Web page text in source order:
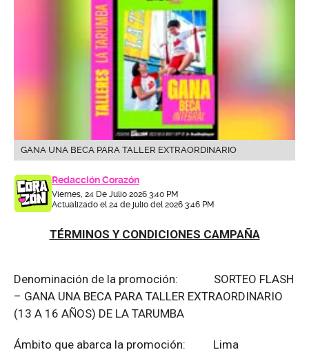
GANA UNA BECA PARA TALLER EXTRAORDINARIO
Redacción Corazón
Viernes, 24 De Julio 2026 3:40 PM
Actualizado el 24 de julio del 2026 3:46 PM
TÉRMINOS Y CONDICIONES CAMPAÑA
Denominación de la promoción: SORTEO FLASH
– GANA UNA BECA PARA TALLER EXTRAORDINARIO
(13 A 16 AÑOS) DE LA TARUMBA
Ámbito que abarca la promoción: Lima